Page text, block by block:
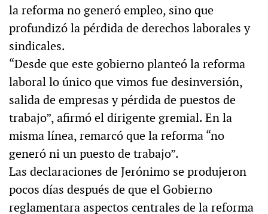
la reforma no generó empleo, sino que
profundizó la pérdida de derechos laborales y
sindicales.
“Desde que este gobierno planteó la reforma
laboral lo único que vimos fue desinversión,
salida de empresas y pérdida de puestos de
trabajo”, afirmó el dirigente gremial. En la
misma línea, remarcó que la reforma “no
generó ni un puesto de trabajo”.
Las declaraciones de Jerónimo se produjeron
pocos días después de que el Gobierno
reglamentara aspectos centrales de la reforma